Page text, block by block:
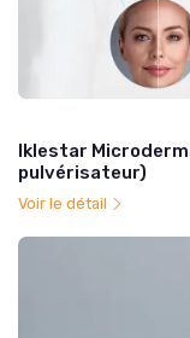
Iklestar
pulvérisateur)
Voir le détail